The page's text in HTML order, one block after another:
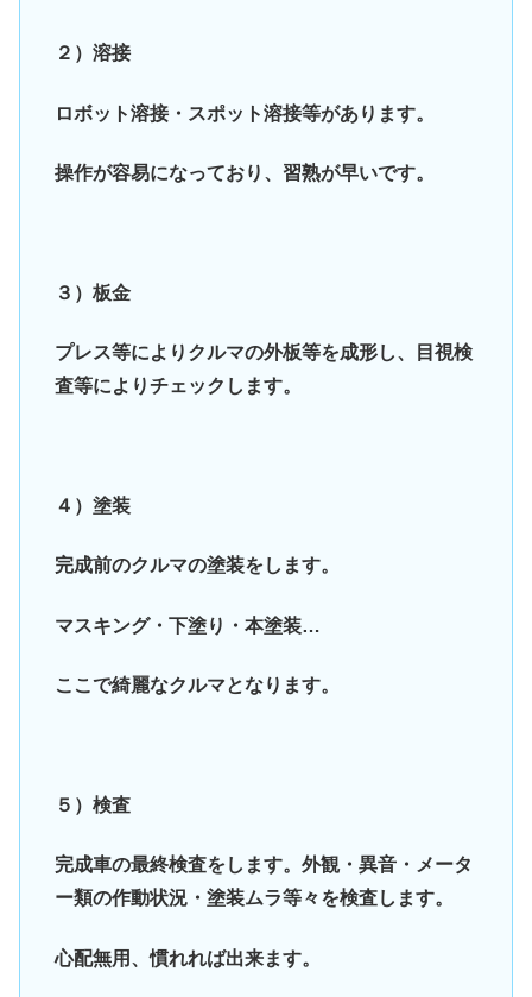
２）溶接
ロボット溶接・スポット溶接等があります。
操作が容易になっており、習熟が早いです。
３）板金
プレス等によりクルマの外板等を成形し、目視検
査等によりチェックします。
４）塗装
完成前のクルマの塗装をします。
マスキング・下塗り・本塗装…
ここで綺麗なクルマとなります。
５）検査
完成車の最終検査をします。外観・異音・メータ
ー類の作動状況・塗装ムラ等々を検査します。
心配無用、慣れれば出来ます。